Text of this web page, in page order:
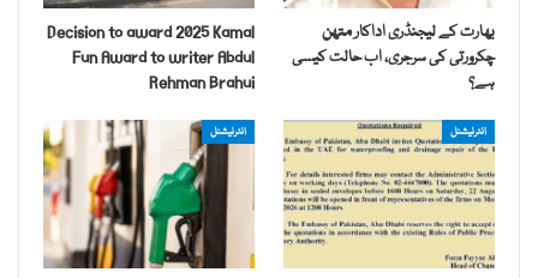
بھارت کے لیجنڈری اداکار متھن
چکرورتی کی سرجری، اب حالت کیسی
ہے؟
Decision to award 2025 Kamal
Fun Award to writer Abdul
Rehman Brahui
انٹرنیشنل انٹرنیشنل